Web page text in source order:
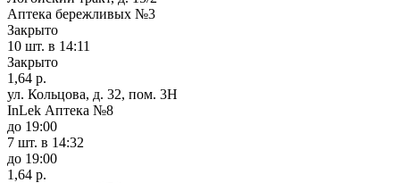
Аптека бережливых №3
Закрыто
10 шт. в 14:11
Закрыто
1,64 р.
ул. Кольцова, д. 32, пом. 3Н
InLek Аптека №8
до 19:00
7 шт. в 14:32
до 19:00
1,64 р.